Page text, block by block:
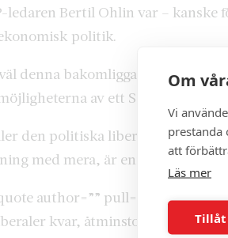
Om
Vi
prestanda
att
Läs mer
Tillåt
ledaren Bertil Ohlin var – kanske
politik.
denna bakomliggande historia
av ett S-L-
den politiska liberalismen,
med mera, är enigheten
author=””
kvar, åtminstone inte i L.”[/